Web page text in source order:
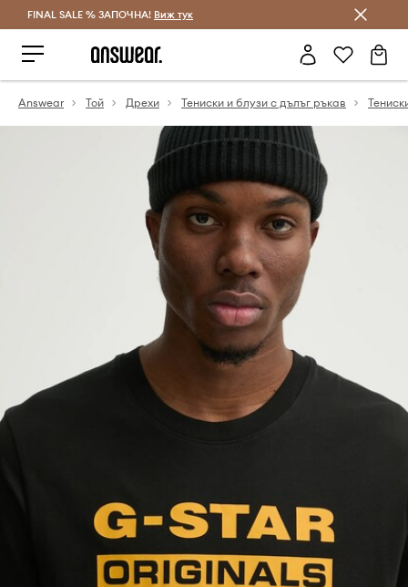
Спестявай с Answear Club
FINAL SALE % ЗАПОЧНА! Виж тук
Answear Той Дрехи Тениски и блузи с дълъг ръкав